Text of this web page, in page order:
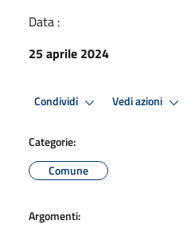
Data :
25 aprile 2024
Condividi Vedi azioni
Categorie:
Comune
Argomenti: